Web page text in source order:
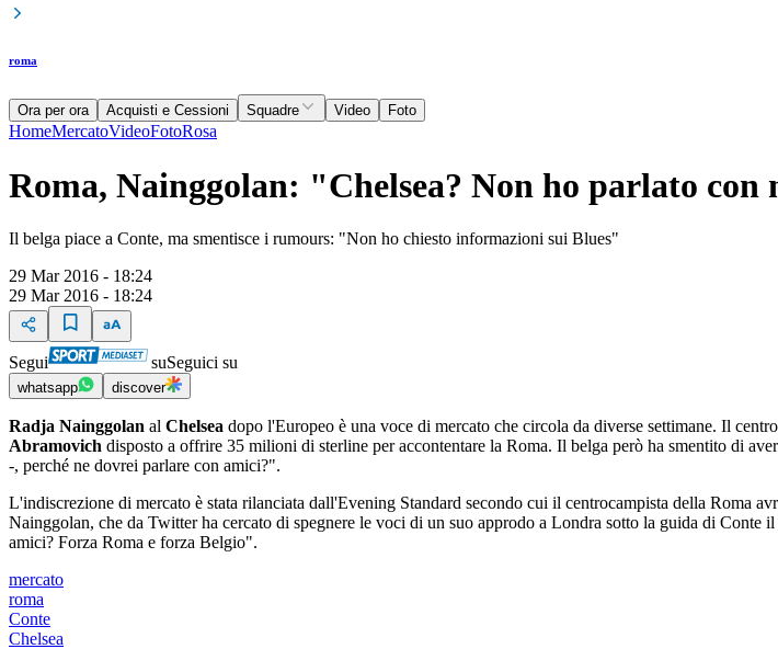
roma
Ora per ora Acquisti e Cessioni Squadre Video Foto
HomeMercatoVideoFotoRosa
Roma, Nainggolan: "Chelsea? Non ho parlato con
Il belga piace a Conte, ma smentisce i rumours: "Non ho chiesto informazioni sui Blues"
29 Mar 2016 - 18:24
29 Mar 2016 - 18:24
Segui suSeguici su
whatsapp discover
Radja Nainggolan al Chelsea dopo l'Europeo è una voce di mercato che circola da diverse settimane. Il
Abramovich disposto a offrire 35 milioni di sterline per accontentare la Roma. Il belga però ha smentito di
-, perché ne dovrei parlare con amici?".
L'indiscrezione di mercato è stata rilanciata dall'Evening Standard secondo cui il centrocampista della Roma
Nainggolan, che da Twitter ha cercato di spegnere le voci di un suo approdo a Londra sotto la guida di
amici? Forza Roma e forza Belgio".
mercato
roma
Conte
Chelsea